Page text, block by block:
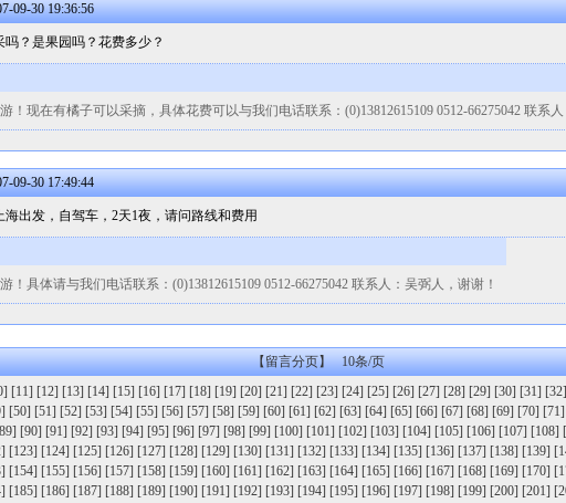
09-30 19:36:56
？是果园吗？花费多少？
！现在有橘子可以采摘，具体花费可以与我们电话联系：(0)13812615109 0512-66275042 联系
09-30 17:49:44
海出发，自驾车，2天1夜，请问路线和费用
！具体请与我们电话联系：(0)13812615109 0512-66275042 联系人：吴弼人，谢谢！
【留言分页】 10条/页
[11] [12] [13] [14] [15] [16] [17] [18] [19] [20] [21] [22] [23] [24] [25] [26] [27] [28] [29] [30] [31] [32]
[50] [51] [52] [53] [54] [55] [56] [57] [58] [59] [60] [61] [62] [63] [64] [65] [66] [67] [68] [69] [70] [71]
[90] [91] [92] [93] [94] [95] [96] [97] [98] [99] [100] [101] [102] [103] [104] [105] [106] [107] [108]
[123] [124] [125] [126] [127] [128] [129] [130] [131] [132] [133] [134] [135] [136] [137] [138] [139]
[154] [155] [156] [157] [158] [159] [160] [161] [162] [163] [164] [165] [166] [167] [168] [169] [170]
[185] [186] [187] [188] [189] [190] [191] [192] [193] [194] [195] [196] [197] [198] [199] [200] [201]